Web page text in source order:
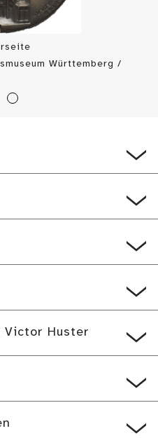
Württemberg /
Victor Huster